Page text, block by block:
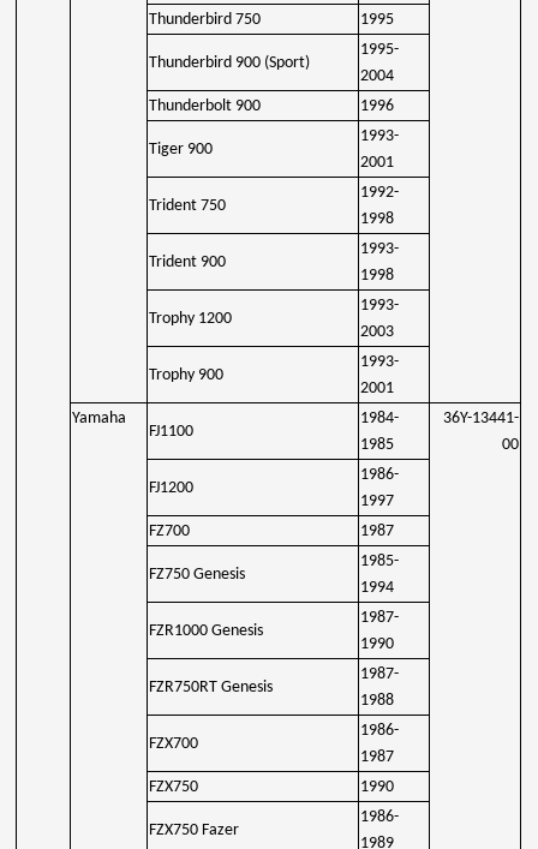
Thunderbird 750
1995
Thunderbird 900 (Sport)
1995-
2004
Thunderbolt 900
1996
Tiger 900
1993-
2001
Trident 750
1992-
1998
Trident 900
1993-
1998
Trophy 1200
1993-
2003
Trophy 900
1993-
2001
Yamaha
FJ1100
1984-
1985
36Y-13441-
00
FJ1200
1986-
1997
FZ700
1987
FZ750 Genesis
1985-
1994
FZR1000 Genesis
1987-
1990
FZR750RT Genesis
1987-
1988
FZX700
1986-
1987
FZX750
1990
FZX750 Fazer
1986-
1989